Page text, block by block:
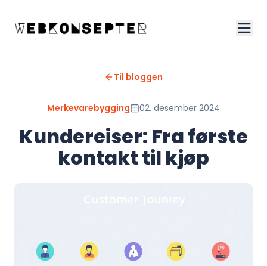
Til bloggen
Merkevarebygging 02. desember 2024
Kundereiser: Fra første
kontakt til kjøp